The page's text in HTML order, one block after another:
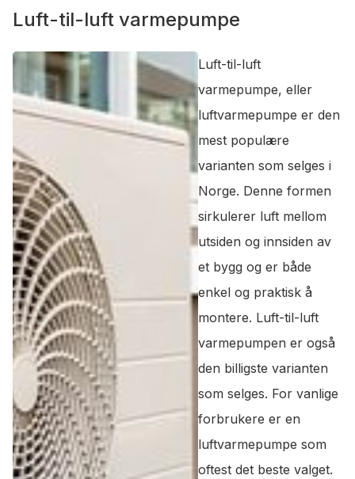
Luft-til-luft varmepumpe
Luft-til-luft
varmepumpe, eller
luftvarmepumpe er den
mest populære
varianten som selges i
Norge. Denne formen
sirkulerer luft mellom
utsiden og innsiden av
et bygg og er både
enkel og praktisk å
montere. Luft-til-luft
varmepumpen er også
den billigste varianten
som selges. For vanlige
forbrukere er en
luftvarmepumpe som
oftest det beste valget.